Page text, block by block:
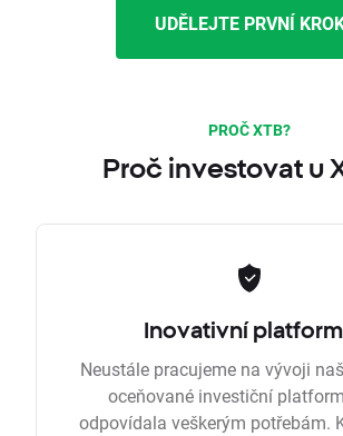
UDĚLEJTE PRVNÍ
PROČ XTB?
Proč investovat u
Inovativní
Neustále pracujeme na vývoji
oceňované investiční
odpovídala veškerým potřebám.